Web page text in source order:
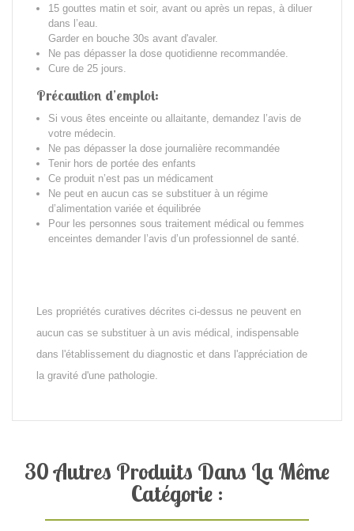
15 gouttes matin et soir, avant ou après un repas, à diluer
dans l’eau.
Garder en bouche 30s avant d'avaler.
Ne pas dépasser la dose quotidienne recommandée.
Cure de 25 jours.
Précaution d’emploi:
Si vous êtes enceinte ou allaitante, demandez l’avis de
votre médecin.
Ne pas dépasser la dose journalière recommandée
Tenir hors de portée des enfants
Ce produit n’est pas un médicament
Ne peut en aucun cas se substituer à un régime
d’alimentation variée et équilibrée
Pour les personnes sous traitement médical ou femmes
enceintes demander l’avis d’un professionnel de santé.
Les propriétés curatives décrites ci-dessus ne peuvent en
aucun cas se substituer à un avis médical, indispensable
dans l'établissement du diagnostic et dans l'appréciation de
la gravité d'une pathologie.
30 Autres Produits Dans La Même
Catégorie :